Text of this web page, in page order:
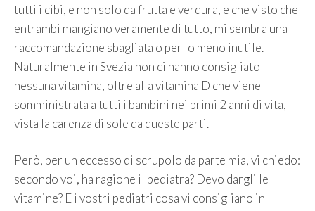
tutti i cibi, e non solo da frutta e verdura, e che visto che
entrambi mangiano veramente di tutto, mi sembra una
raccomandazione sbagliata o per lo meno inutile.
Naturalmente in Svezia non ci hanno consigliato
nessuna vitamina, oltre alla vitamina D che viene
somministrata a tutti i bambini nei primi 2 anni di vita,
vista la carenza di sole da queste parti.
Però, per un eccesso di scrupolo da parte mia, vi chiedo:
secondo voi, ha ragione il pediatra? Devo dargli le
vitamine? E i vostri pediatri cosa vi consigliano in